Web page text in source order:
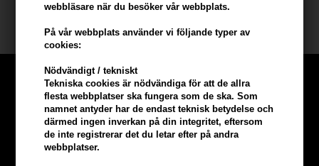
webbläsare när du besöker vår webbplats.
På vår webbplats använder vi följande typer av
cookies:
Nödvändigt / tekniskt
Tekniska cookies är nödvändiga för att de allra
flesta webbplatser ska fungera som de ska. Som
namnet antyder har de endast teknisk betydelse och
därmed ingen inverkan på din integritet, eftersom
de inte registrerar det du letar efter på andra
webbplatser.